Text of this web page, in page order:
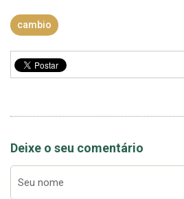
cambio
Deixe o seu comentário